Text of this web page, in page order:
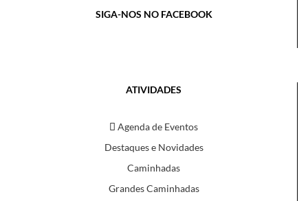
SIGA-NOS NO FACEBOOK
ATIVIDADES
Agenda de Eventos
Destaques e Novidades
Caminhadas
Grandes Caminhadas